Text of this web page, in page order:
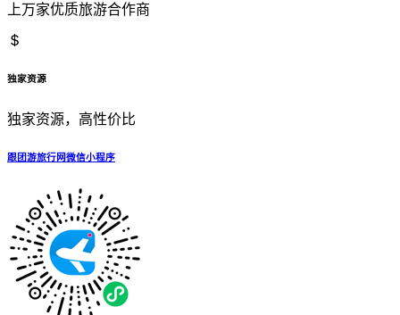
上万家优质旅游合作商
独家资源
独家资源，高性价比
跟团游旅行网微信小程序